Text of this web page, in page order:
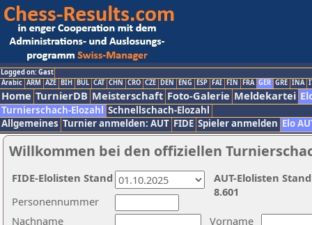
Logged on: Gast
Arabic ARM AZE BIH BUL CAT CHN CRO CZE DEN ENG ESP FAI FIN FRA GER GRE INA
Home TurnierDB Meisterschaft Foto-Galerie Meldekartei
Turnierschach-Elozahl Schnellschach-Elozahl
Allgemeines Turnier anmelden: AUT FIDE Spieler anmelden Elo
Willkommen bei den offiziellen
Nachname
Vorname
Personennummer
AUT-Elolisten
8.601
FIDE-Elolisten Stand